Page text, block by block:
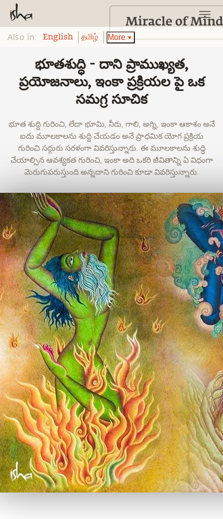
Also in: English தமிழ் More
భూతశుద్ధి - దాని ప్రాముఖ్యత,
ప్రయోజనాలు, ఇంకా ప్రక్రియల పై ఒక
సమగ్ర సూచిక
భూత శుద్ది గురించి, లేదా భూమి, నీరు, గాలి, అగ్ని, ఇంకా ఆకాశం అనే
ఐదు మూలకాలను శుద్ది చేయడం అనే ప్రాధమిక యోగ ప్రక్రియ
గురించి సద్గురు సరళంగా వివరిస్తున్నారు. ఈ మూలకాలను శుద్ధి
చేయాల్సిన ఆవశ్యకత గురించి, ఇంకా అది ఒకరి జీవితాన్ని ఏ విధంగా
మెరుగుపరుస్తుంది అన్నదాని గురించి కూడా వివరిస్తున్నారు.